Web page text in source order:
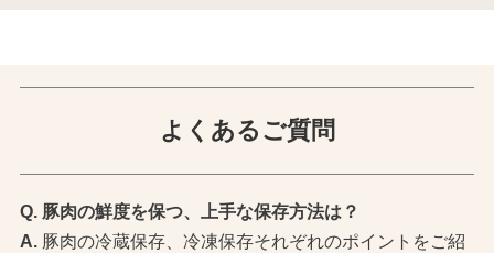
よくあるご質問
豚肉の鮮度を保つ、上手な保存方法は？
豚肉の冷蔵保存、冷凍保存それぞれのポイントをご紹